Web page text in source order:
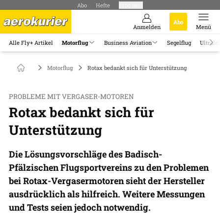
Abo Hefte
Anmelden
Abo
Menü
Alle Fly+ Artikel Motorflug Business Aviation Segelflug
Motorflug Rotax bedankt sich für Unterstützung​ ​
PROBLEME MIT VERGASER-MOTOREN
Rotax bedankt sich für
Unterstützung​​
Die Lösungsvorschläge des Badisch-
Pfälzischen Flugsportvereins zu den Problemen
bei Rotax-Vergasermotoren sieht der Hersteller
ausdrücklich als hilfreich. Weitere Messungen
und Tests seien jedoch notwendig.